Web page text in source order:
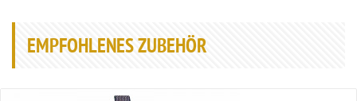
EMPFOHLENES ZUBEHÖR